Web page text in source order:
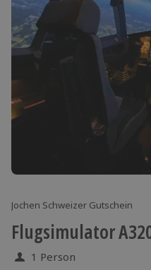
Jochen Schweizer Gutschein
Flugsimulator
1 Person